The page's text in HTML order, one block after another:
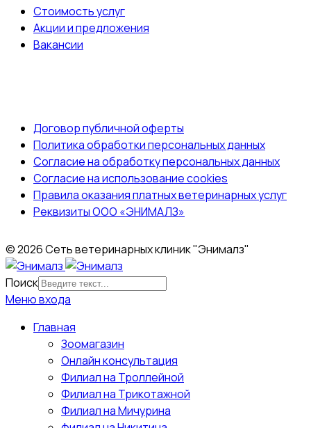
Стоимость услуг
Акции и предложения
Вакансии
Договор публичной оферты
Политика обработки персональных данных
Согласие на обработку персональных данных
Согласие на использование cookies
Правила оказания платных ветеринарных услуг
Реквизиты ООО «ЭНИМАЛЗ»
© 2026 Сеть ветеринарных клиник "Энималз"
Поиск
Меню входа
Главная
Зоомагазин
Онлайн консультация
Филиал на Троллейной
Филиал на Трикотажной
Филиал на Мичурина